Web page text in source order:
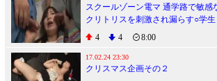
スクールゾーン電マ 通学路で敏感
クリトリスを刺激され漏らす○学生
4
4 8:00
17.02.24 23:30
クリスマス企画その２